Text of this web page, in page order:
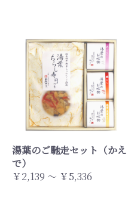
湯葉のご馳走セット（かえ
で）
￥2,139 ～ ￥5,336